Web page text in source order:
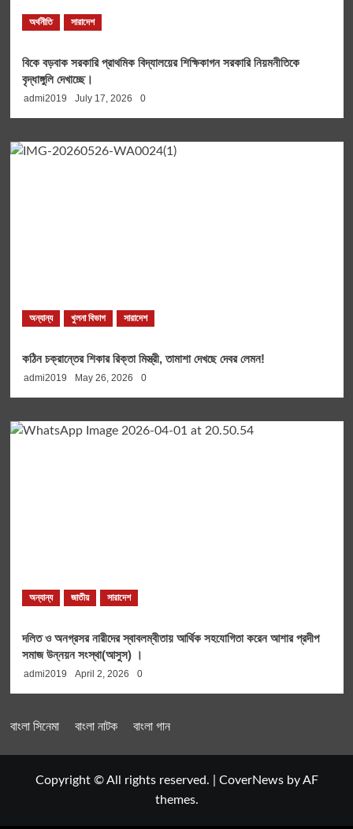
অর্থনীতি সারাদেশ
বিকে বড়বাক সরকারি প্রাথমিক বিদ্যালয়ের শিক্ষিকাগন সরকারি নিয়মনীতিকে
বৃদ্ধাঙ্গুলি দেখাচ্ছে।
admi2019 July 17, 2026 0
অন্যান্য খুলনা বিভাগ সারাদেশ
কঠিন চক্রান্তের শিকার রিক্তা মিস্ত্রী, তামাশা দেখছে দেবর লেমন!
admi2019 May 26, 2026 0
অন্যান্য জাতীয় সারাদেশ
দলিত ও অনগ্রসর নারীদের স্বাবলম্বীতায় আর্থিক সহযোগিতা করেন আশার প্রদীপ
সমাজ উন্নয়ন সংস্থা(আসুস) ।
admi2019 April 2, 2026 0
বাংলা সিনেমা বাংলা নাটক বাংলা গান
Copyright © All rights reserved. CoverNewsby AF
themes.